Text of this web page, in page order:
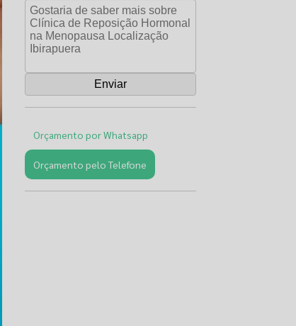
Orçamento por Whatsapp
Orçamento pelo Telefone